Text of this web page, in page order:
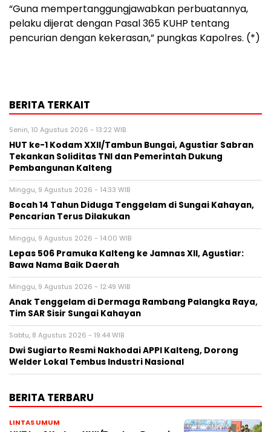
“Guna mempertanggungjawabkan perbuatannya,
pelaku dijerat dengan Pasal 365 KUHP tentang
pencurian dengan kekerasan,” pungkas Kapolres. (*)
BERITA TERKAIT
Senin, 10 Agustus 2026 - 13:22 WIB
HUT ke-1 Kodam XXII/Tambun Bungai, Agustiar Sabran
Tekankan Soliditas TNI dan Pemerintah Dukung
Pembangunan Kalteng
Minggu, 9 Agustus 2026 - 14:33 WIB
Bocah 14 Tahun Diduga Tenggelam di Sungai Kahayan,
Pencarian Terus Dilakukan
Minggu, 9 Agustus 2026 - 14:00 WIB
Lepas 506 Pramuka Kalteng ke Jamnas XII, Agustiar:
Bawa Nama Baik Daerah
Minggu, 9 Agustus 2026 - 12:49 WIB
Anak Tenggelam di Dermaga Rambang Palangka Raya,
Tim SAR Sisir Sungai Kahayan
Sabtu, 8 Agustus 2026 - 19:44 WIB
Dwi Sugiarto Resmi Nakhodai APPI Kalteng, Dorong
Welder Lokal Tembus Industri Nasional
BERITA TERBARU
LINTAS UMUM